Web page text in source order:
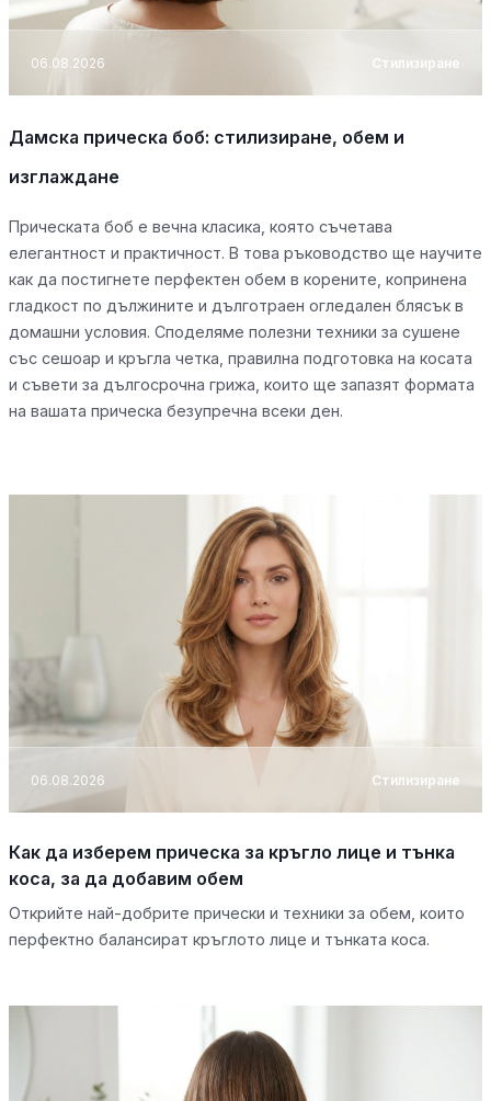
06.08.2026 Стилизиране
Дамска прическа боб: стилизиране, обем и
изглаждане
Прическата боб е вечна класика, която съчетава
елегантност и практичност. В това ръководство ще научите
как да постигнете перфектен обем в корените, копринена
гладкост по дължините и дълготраен огледален блясък в
домашни условия. Споделяме полезни техники за сушене
със сешоар и кръгла четка, правилна подготовка на косата
и съвети за дългосрочна грижа, които ще запазят формата
на вашата прическа безупречна всеки ден.
06.08.2026 Стилизиране
Как да изберем прическа за кръгло лице и тънка
коса, за да добавим обем
Открийте най-добрите прически и техники за обем, които
перфектно балансират кръглото лице и тънката коса.